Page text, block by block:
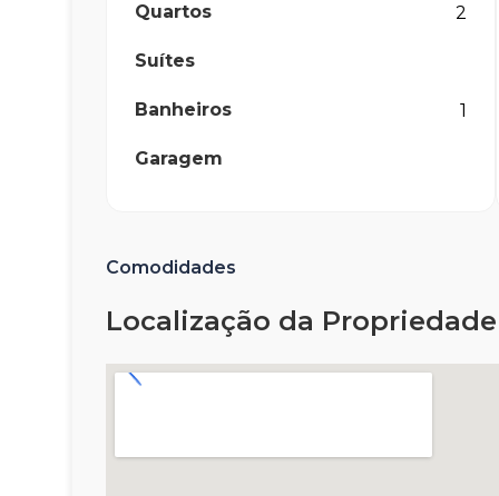
Quartos 2
Suítes
Banheiros 1
Garagem
Comodidades